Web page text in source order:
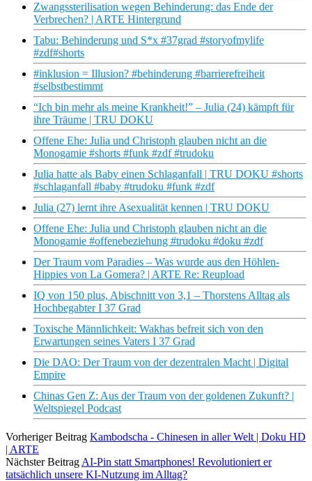
Zwangssterilisation wegen Behinderung: das Ende der
Verbrechen? | ARTE Hintergrund
Tabu: Behinderung und S*x #37grad #storyofmylife
#zdf#shorts
#inklusion = Illusion? #behinderung #barrierefreiheit
#selbstbestimmt
“Ich bin mehr als meine Krankheit!” – Julia (24) kämpft für
ihre Träume | TRU DOKU
Offene Ehe: Julia und Christoph glauben nicht an die
Monogamie #shorts #funk #zdf #trudoku
Julia hatte als Baby einen Schlaganfall | TRU DOKU #shorts
#schlaganfall #baby #trudoku #funk #zdf
Julia (27) lernt ihre Asexualität kennen | TRU DOKU
Offene Ehe: Julia und Christoph glauben nicht an die
Monogamie #offenebeziehung #trudoku #doku #zdf
Der Traum vom Paradies – Was wurde aus den Höhlen-
Hippies von La Gomera? | ARTE Re: Reupload
IQ von 150 plus, Abischnitt von 3,1 – Thorstens Alltag als
Hochbegabter I 37 Grad
Toxische Männlichkeit: Wakhas befreit sich von den
Erwartungen seines Vaters I 37 Grad
Die DAO: Der Traum von der dezentralen Macht | Digital
Empire
Chinas Gen Z: Aus der Traum von der goldenen Zukunft? |
Weltspiegel Podcast
Vorheriger Beitrag Kambodscha - Chinesen in aller Welt | Doku HD
| ARTE
Nächster Beitrag AI-Pin statt Smartphones! Revolutioniert er
tatsächlich unsere KI-Nutzung im Alltag?